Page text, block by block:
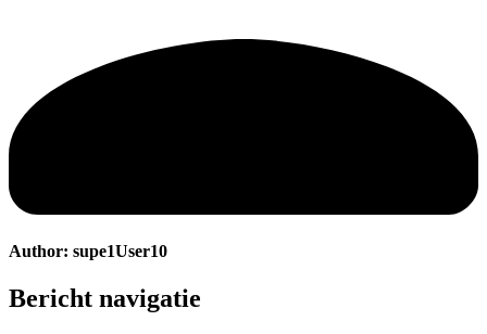
Author: supe1User10
Bericht navigatie